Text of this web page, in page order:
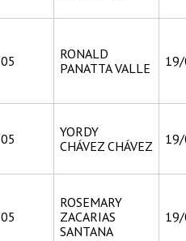
05
RONALD
PANATTA VALLE
05
YORDY
CHÁVEZ CHÁVEZ
05
ROSEMARY
ZACARIAS
SANTANA